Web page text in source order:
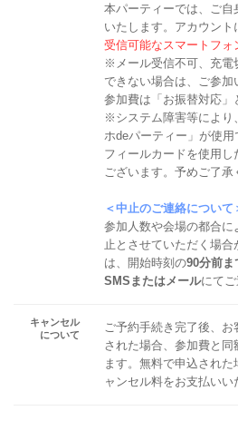
本パーティーでは、ご
いたします。アカウン
受信可能なスマートフォ
※メール受信不可、充電
できない場合は、ご参
参加費は「お振替対応」
※システム障害等により
ホdeパーティー」が使
フィールカードを使用
ございます。予めご了承
＜中止のご連絡について
参加人数や会場の都合
止とさせていただく場
は、開始時刻の90分前ま
SMSまたはメールにてご
キャンセル
について
ご予約手続き完了後、
された場合、参加費と
ます。無料で申込され
ャンセル料をお支払いい